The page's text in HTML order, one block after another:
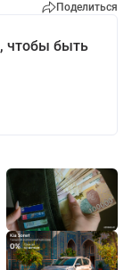
Поделиться
, чтобы быть